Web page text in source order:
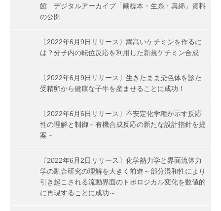
館 デジタルアーカイブ「繭標本・生糸・真綿」資料
の公開
〔2022年6月9日リリース〕嵩高いケチミンを作るに
は？分子内の転位反応を利用した新規ケチミン合成
〔2022年6月9日リリース〕生きたまま染色体を診た
受精卵から健康な子牛を産ませることに成功！
〔2022年6月6日リリース〕不安定化学種が示す反応
性の理解と制御－有機合成反応の新たな設計指針を提
案－
〔2022年6月2日リリース〕化学熱力学と界面流体力
学の融合研究の理解を大きく前進～部分混和性により
引き起こされる流動界面のトポロジカル変化を数値的
に再現することに成功～